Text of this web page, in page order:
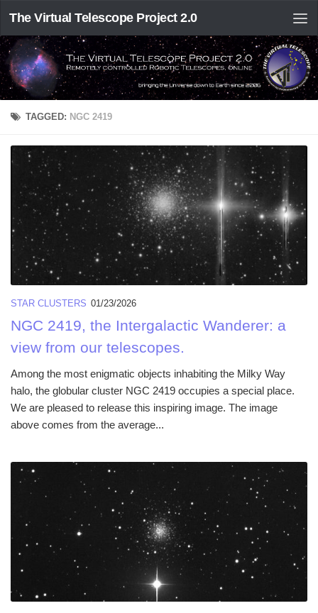
The Virtual Telescope Project 2.0
TAGGED: NGC 2419
STAR CLUSTERS 01/23/2026
NGC 2419, the Intergalactic Wanderer: a
view from our telescopes.
Among the most enigmatic objects inhabiting the Milky Way
halo, the globular cluster NGC 2419 occupies a special place.
We are pleased to release this inspiring image. The image
above comes from the average...